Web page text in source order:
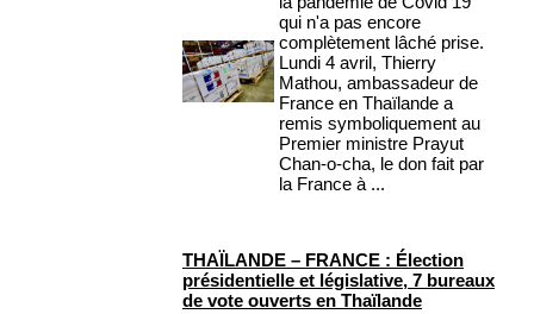
qui n'a pas encore
complètement lâché prise.
Lundi 4 avril, Thierry
Mathou, ambassadeur de
France en Thaïlande a
remis symboliquement au
Premier ministre Prayut
Chan-o-cha, le don fait par
la France à ...
THAÏLANDE – FRANCE : Élection
présidentielle et législative, 7 bureaux
de vote ouverts en Thaïlande